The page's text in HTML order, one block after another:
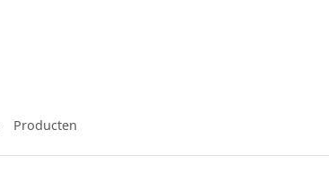
Producten